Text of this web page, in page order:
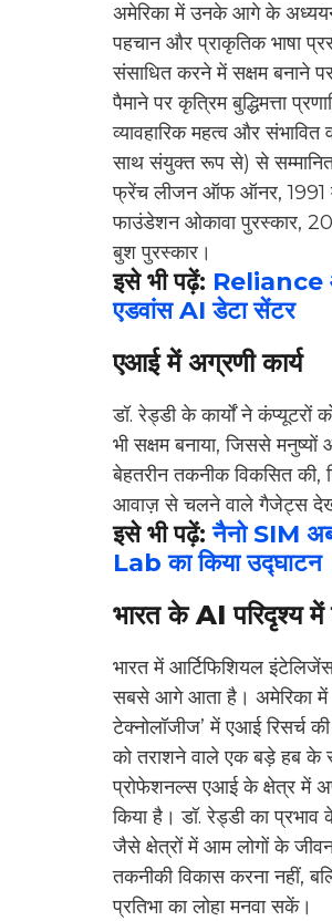
अमेरिका में उनके आगे के अध्ययन
पहचान और प्राकृतिक भाषा
संसाधित करने में सक्षम बनाने
पैमाने पर कृत्रिम बुद्धिमत्ता
व्यावहारिक महत्व और संभावित
साथ संयुक्त रूप से) से सम्मानित
फ्रेंच लीजन ऑफ ऑनर, 1991 में
फाउंडेशन ओकावा पुरस्कार,
बुश पुरस्कार।
इसे भी पढ़ें: Reliance
एडवांस AI डेटा सेंटर
एआई में अग्रणी कार्य
डॉ. रेड्डी के कार्यों ने
भी सक्षम बनाया, जिससे
बेहतरीन तकनीक विकसित
आवाज़ से चलने वाले गैजेट्स
इसे भी पढ़ें:नैनो SIM
Lab का किया उद्घाटन
भारत के AI परिदृश्य में
भारत में आर्टिफिशियल
सबसे आगे आता है। अमेरिका में
टेक्नोलॉजीज’ में एआई रिसर्च
को तराशने वाले एक बड़े हब
प्रोफेशनल्स एआई के क्षेत्र में
किया है। डॉ. रेड्डी का प्रभाव
जैसे क्षेत्रों में आम लोगों के
तकनीकी विकास करना नहीं,
प्रतिभा का लोहा मनवा सकें।